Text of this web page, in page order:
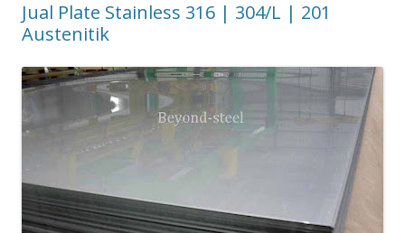
Jual Plate Stainless 316 | 304/L | 201
Austenitik